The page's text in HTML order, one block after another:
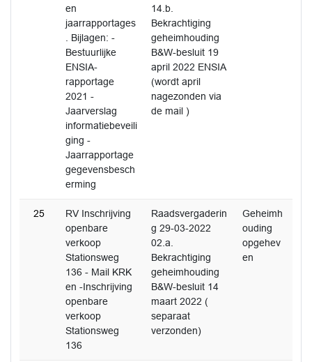
en
jaarrapportages
. Bijlagen: -
Bestuurlijke
ENSIA-
rapportage
2021 -
Jaarverslag
informatiebeveili
ging -
Jaarrapportage
gegevensbesch
erming
14.b.
Bekrachtiging
geheimhouding
B&W-besluit 19
april 2022 ENSIA
(wordt april
nagezonden via
de mail )
25
RV Inschrijving
openbare
verkoop
Stationsweg
136 - Mail KRK
en -Inschrijving
openbare
verkoop
Stationsweg
136
Raadsvergaderin
g 29-03-2022
02.a.
Bekrachtiging
geheimhouding
B&W-besluit 14
maart 2022 (
separaat
verzonden)
Geheimh
ouding
opgehev
en